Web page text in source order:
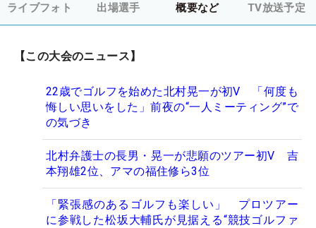
ライブフォト 出場選手 概要など TV放送予定
【この大会のニュース】
22歳でゴルフを始めた北村晃一が初V 「何度も
悔しい思いをした」前夜の“一人ミーティング”で
の気づき
北村弁護士の長男・晃一が悲願のツアー初V 吉
本翔雄2位、アマの福住修ら3位
「緊張感のあるゴルフも楽しい」 プロツアー
に参戦した松坂大輔氏が見据える“競技ゴルファ